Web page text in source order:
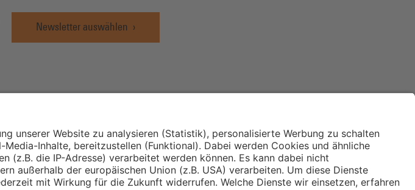
Newsletter auswählen
Wirtschafts- und
Sozialwissenschaftliches
Institut
Institut für Makroökonomie
und Konjunkturforschung